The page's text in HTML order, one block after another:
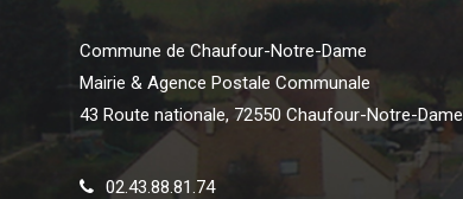
Commune de Chaufour-Notre-Dame
Mairie & Agence Postale Communale
43 Route nationale, 72550 Chaufour-Notre-Dame
02.43.88.81.74